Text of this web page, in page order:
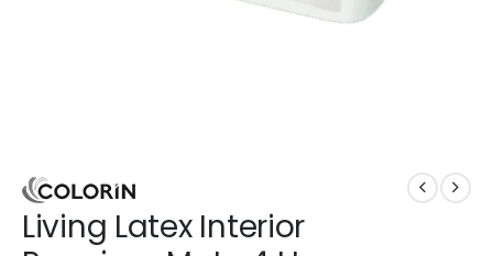
Living Latex Interior